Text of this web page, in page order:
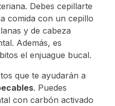
Debes cepillarte
comida con un cepillo
y de cabeza
Además, es
el enjuague bucal.
que te ayudarán a
. Puedes
con carbón activado